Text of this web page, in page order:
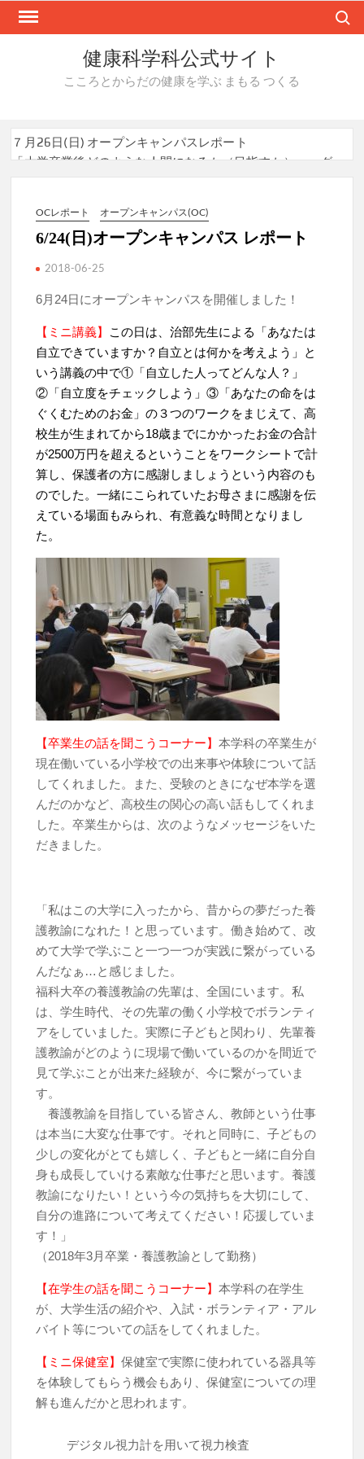
Skip
健康科学科公式サイト
こころとからだの健康を学ぶ まもる つくる
７月26日(日) オープンキャンパスレポート
「大学卒業後どのような人間になるか（目指すか）」～グ
ループワークを通して～
が、Journal of Translational Medicine （2026年7月27
日）に掲載されました
「環境衛生実習」の授業で株式会社メイワパックスの工場
8/9,22にオープンキャンパスを開催します！
OCレポート オープンキャンパス(OC)
6/24(日)オープンキャンパス レポート
2018-06-25
6月24日にオープンキャンパスを開催しました！
【ミニ講義】 この日は、治部先生による「あなたは
自立できていますか？自立とは何かを考えよう」と
いう講義の中で①「自立した人ってどんな人？」
②「自立度をチェックしよう」③「あなたの命をは
ぐくむためのお金」の３つのワークをまじえて、高
校生が生まれてから18歳までにかかったお金の合計
が2500万円を超えるということをワークシートで計
算し、保護者の方に感謝しましょうという内容のも
のでした。一緒にこられていたお母さまに感謝を伝
えている場面もみられ、有意義な時間となりまし
た。
【卒業生の話を聞こうコーナー】本学科の卒業生が
現在働いている小学校での出来事や体験について話
してくれました。また、受験のときになぜ本学を選
んだのかなど、高校生の関心の高い話もしてくれま
した。卒業生からは、次のようなメッセージをいた
だきました。
「私はこの大学に入ったから、昔からの夢だった養
護教諭になれた！と思っています。働き始めて、改
めて大学で学ぶこと一つ一つが実践に繋がっている
んだなぁ…と感じました。
福科大卒の養護教諭の先輩は、全国にいます。私
は、学生時代、その先輩の働く小学校でボランティ
アをしていました。実際に子どもと関わり、先輩養
護教諭がどのように現場で働いているのかを間近で
見て学ぶことが出来た経験が、今に繋がっていま
す。
養護教諭を目指している皆さん、教師という仕事
は本当に大変な仕事です。それと同時に、子どもの
少しの変化がとても嬉しく、子どもと一緒に自分自
身も成長していける素敵な仕事だと思います。養護
教諭になりたい！という今の気持ちを大切にして、
自分の進路について考えてください！応援していま
す！」
（2018年3月卒業・養護教諭として勤務）
【在学生の話を聞こうコーナー】本学科の在学生
が、大学生活の紹介や、入試・ボランティア・アル
バイト等についての話をしてくれました。
【ミニ保健室】保健室で実際に使われている器具等
を体験してもらう機会もあり、保健室についての理
解も進んだかと思われます。
デジタル視力計を用いて視力検査